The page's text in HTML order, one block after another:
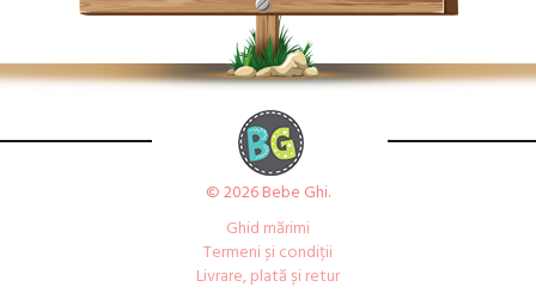
© 2026 Bebe Ghi.
Ghid mărimi
Termeni și condiții
Livrare, plată și retur